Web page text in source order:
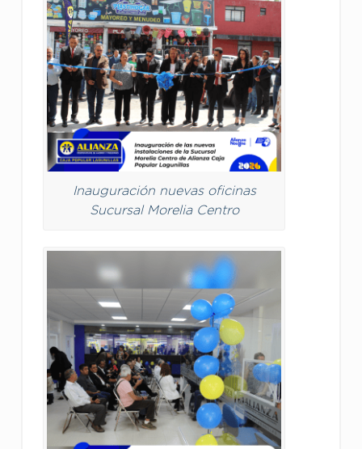
Inauguración nuevas oficinas
Sucursal Morelia Centro